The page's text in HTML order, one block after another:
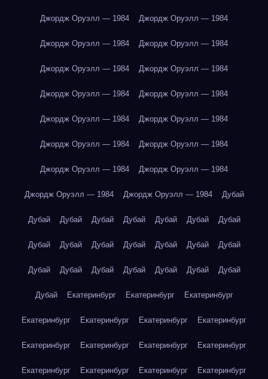
Джордж Оруэлл — 1984 Джордж Оруэлл — 1984
Джордж Оруэлл — 1984 Джордж Оруэлл — 1984
Джордж Оруэлл — 1984 Джордж Оруэлл — 1984
Джордж Оруэлл — 1984 Джордж Оруэлл — 1984
Джордж Оруэлл — 1984 Джордж Оруэлл — 1984
Джордж Оруэлл — 1984 Джордж Оруэлл — 1984
Джордж Оруэлл — 1984 Джордж Оруэлл — 1984
Джордж Оруэлл — 1984 Джордж Оруэлл — 1984 Дубай
Дубай Дубай Дубай Дубай Дубай Дубай Дубай
Дубай Дубай Дубай Дубай Дубай Дубай Дубай
Дубай Дубай Дубай Дубай Дубай Дубай Дубай
Дубай Екатеринбург Екатеринбург Екатеринбург
Екатеринбург Екатеринбург Екатеринбург Екатеринбург
Екатеринбург Екатеринбург Екатеринбург Екатеринбург
Екатеринбург Екатеринбург Екатеринбург Екатеринбург